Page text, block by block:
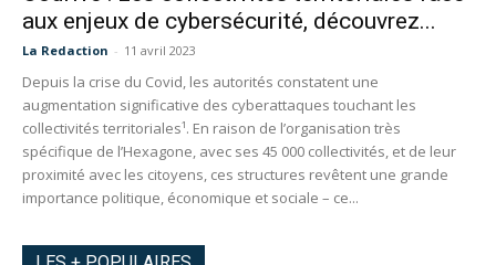
aux enjeux de cybersécurité, découvrez...
La Redaction - 11 avril 2023
Depuis la crise du Covid, les autorités constatent une
augmentation significative des cyberattaques touchant les
collectivités territoriales¹. En raison de l’organisation très
spécifique de l’Hexagone, avec ses 45 000 collectivités, et de leur
proximité avec les citoyens, ces structures revêtent une grande
importance politique, économique et sociale – ce...